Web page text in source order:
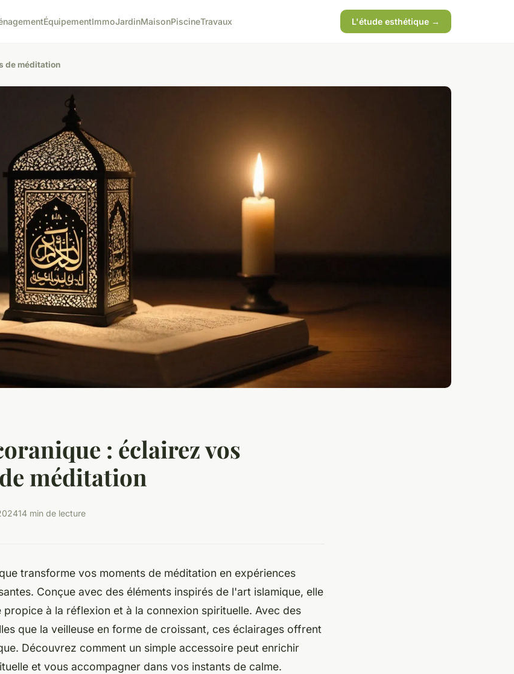
ÉquipementImmoJardinMaisonPiscineTravaux L'étude esthétique →
de méditation
: éclairez vos
méditation
14 min de lecture
transforme vos moments de méditation en expériences
Conçue avec des éléments inspirés de l'art islamique, elle
propice à la réflexion et à la connexion spirituelle. Avec des
que la veilleuse en forme de croissant, ces éclairages offrent
Découvrez comment un simple accessoire peut enrichir
et vous accompagner dans vos instants de calme.